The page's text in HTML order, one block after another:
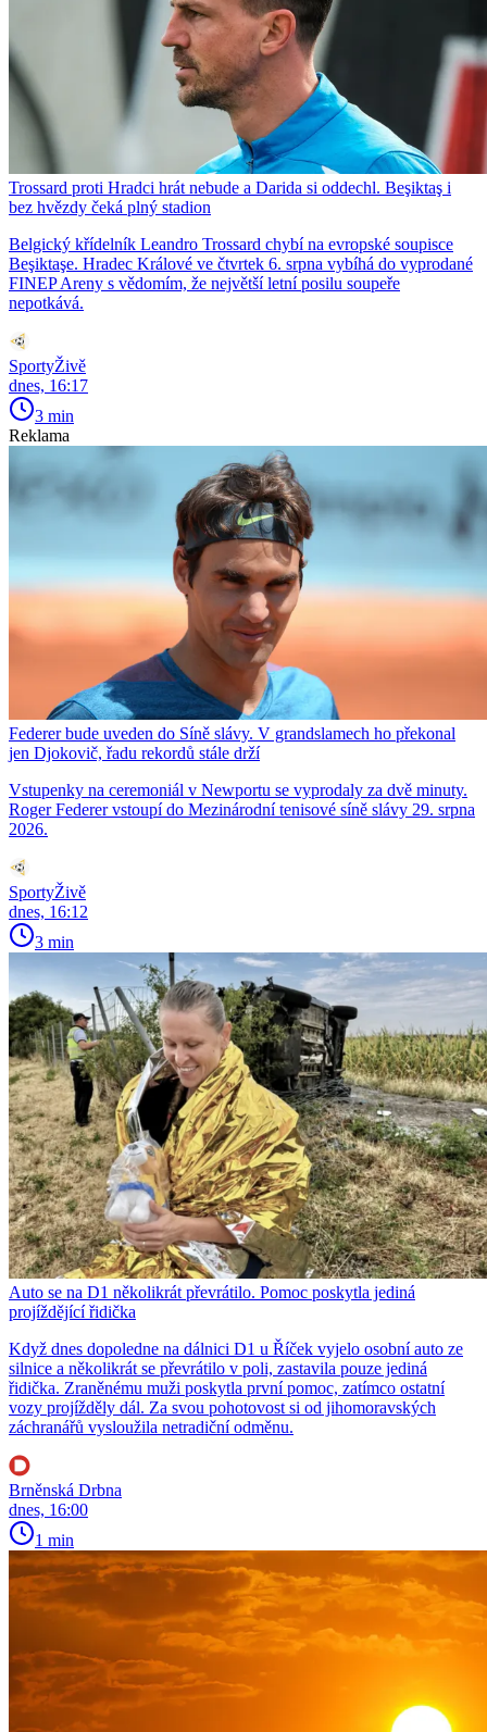
Trossard proti Hradci hrát nebude a Darida si oddechl. Beşiktaş i
bez hvězdy čeká plný stadion
Belgický křídelník Leandro Trossard chybí na evropské soupisce
Beşiktaşe. Hradec Králové ve čtvrtek 6. srpna vybíhá do vyprodané
FINEP Areny s vědomím, že největší letní posilu soupeře
nepotkává.
SportyŽivě
dnes, 16:17
3 min
Reklama
Federer bude uveden do Síně slávy. V grandslamech ho překonal
jen Djokovič, řadu rekordů stále drží
Vstupenky na ceremoniál v Newportu se vyprodaly za dvě minuty.
Roger Federer vstoupí do Mezinárodní tenisové síně slávy 29. srpna
2026.
SportyŽivě
dnes, 16:12
3 min
Auto se na D1 několikrát převrátilo. Pomoc poskytla jediná
projíždějící řidička
Když dnes dopoledne na dálnici D1 u Říček vyjelo osobní auto ze
silnice a několikrát se převrátilo v poli, zastavila pouze jediná
řidička. Zraněnému muži poskytla první pomoc, zatímco ostatní
vozy projížděly dál. Za svou pohotovost si od jihomoravských
záchranářů vysloužila netradiční odměnu.
Brněnská Drbna
dnes, 16:00
1 min